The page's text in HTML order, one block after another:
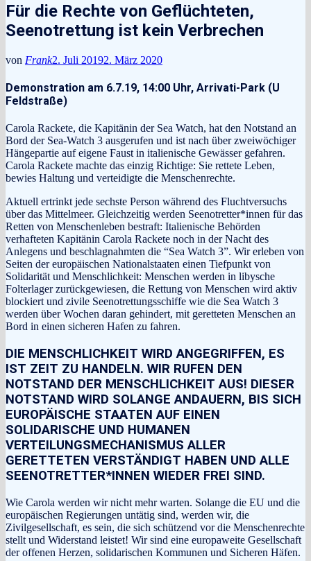
Für die Rechte von Geflüchteten,
Seenotrettung ist kein Verbrechen
von Frank2. Juli 20192. März 2020
Demonstration am 6.7.19, 14:00 Uhr, Arrivati-Park (U
Feldstraße)
Carola Rackete, die Kapitänin der Sea Watch, hat den Notstand an
Bord der Sea-Watch 3 ausgerufen und ist nach über zweiwöchiger
Hängepartie auf eigene Faust in italienische Gewässer gefahren.
Carola Rackete machte das einzig Richtige: Sie rettete Leben,
bewies Haltung und verteidigte die Menschenrechte.
Aktuell ertrinkt jede sechste Person während des Fluchtversuchs
über das Mittelmeer. Gleichzeitig werden Seenotretter*innen für das
Retten von Menschenleben bestraft: Italienische Behörden
verhafteten Kapitänin Carola Rackete noch in der Nacht des
Anlegens und beschlagnahmten die “Sea Watch 3”. Wir erleben von
Seiten der europäischen Nationalstaaten einen Tiefpunkt von
Solidarität und Menschlichkeit: Menschen werden in libysche
Folterlager zurückgewiesen, die Rettung von Menschen wird aktiv
blockiert und zivile Seenotrettungsschiffe wie die Sea Watch 3
werden über Wochen daran gehindert, mit geretteten Menschen an
Bord in einen sicheren Hafen zu fahren.
DIE MENSCHLICHKEIT WIRD ANGEGRIFFEN, ES
IST ZEIT ZU HANDELN. WIR RUFEN DEN
NOTSTAND DER MENSCHLICHKEIT AUS! DIESER
NOTSTAND WIRD SOLANGE ANDAUERN, BIS SICH
EUROPÄISCHE STAATEN AUF EINEN
SOLIDARISCHE UND HUMANEN
VERTEILUNGSMECHANISMUS ALLER
GERETTETEN VERSTÄNDIGT HABEN UND ALLE
SEENOTRETTER*INNEN WIEDER FREI SIND.
Wie Carola werden wir nicht mehr warten. Solange die EU und die
europäischen Regierungen untätig sind, werden wir, die
Zivilgesellschaft, es sein, die sich schützend vor die Menschenrechte
stellt und Widerstand leistet! Wir sind eine europaweite Gesellschaft
der offenen Herzen, solidarischen Kommunen und Sicheren Häfen.